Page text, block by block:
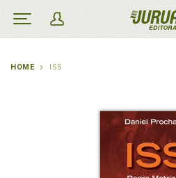
HOME ISS